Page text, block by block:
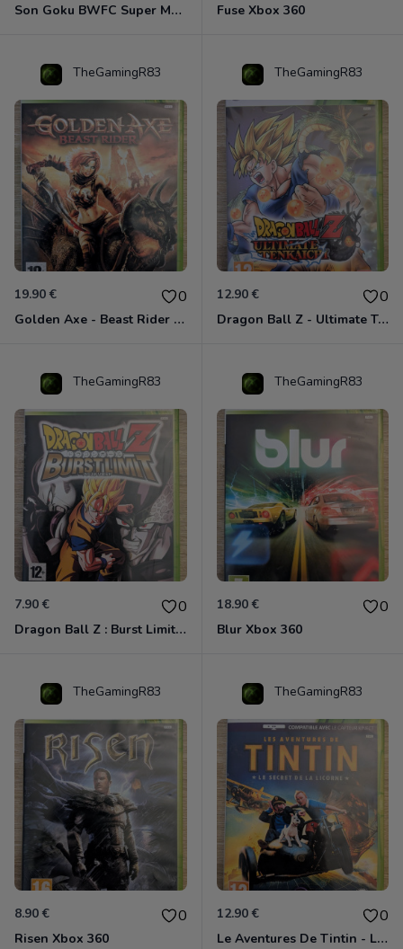
Son Goku BWFC Super Master Stars Fuse Xbox 360
TheGamingR83
19.90 € 0
Golden Axe - Beast Rider Xbox 360
TheGamingR83
12.90 € 0
Dragon Ball Z - Ultimate Tenkaichi Xbox 360
TheGamingR83
7.90 € 0
Dragon Ball Z : Burst Limit Xbox 360
TheGamingR83
18.90 € 0
Blur Xbox 360
TheGamingR83
8.90 € 0
Risen Xbox 360
TheGamingR83
12.90 € 0
Le Aventures De Tintin - Le Secret De La Licorne Xbox 360